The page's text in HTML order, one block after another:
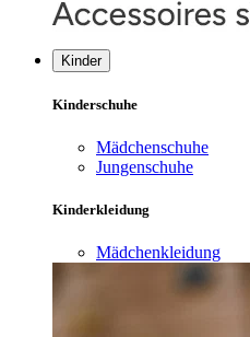
Kinder
Kinderschuhe
Mädchenschuhe
Jungenschuhe
Kinderkleidung
Mädchenkleidung